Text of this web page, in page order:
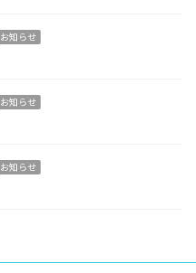
お知らせ
お知らせ
お知らせ